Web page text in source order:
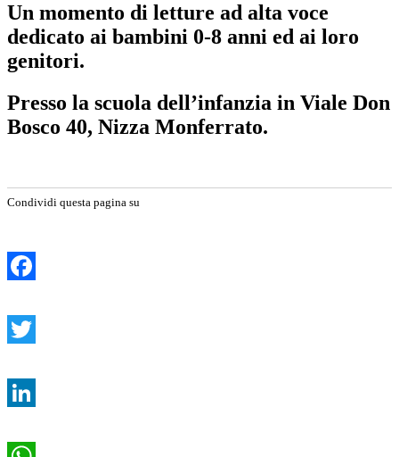
Un momento di letture ad alta voce
dedicato ai bambini 0-8 anni ed ai loro
genitori.
Presso la scuola dell’infanzia in Viale Don
Bosco 40, Nizza Monferrato.
Condividi questa pagina su